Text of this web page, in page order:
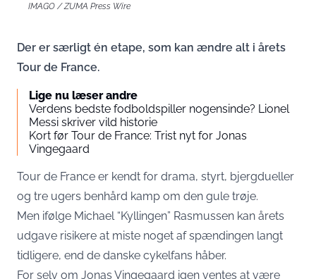
IMAGO / ZUMA Press Wire
Der er særligt én etape, som kan ændre alt i årets
Tour de France.
Lige nu læser andre
Verdens bedste fodboldspiller nogensinde? Lionel
Messi skriver vild historie
Kort før Tour de France: Trist nyt for Jonas
Vingegaard
Tour de France er kendt for drama, styrt, bjergdueller
og tre ugers benhård kamp om den gule trøje.
Men ifølge Michael “Kyllingen” Rasmussen kan årets
udgave risikere at miste noget af spændingen langt
tidligere, end de danske cykelfans håber.
For selv om Jonas Vingegaard igen ventes at være